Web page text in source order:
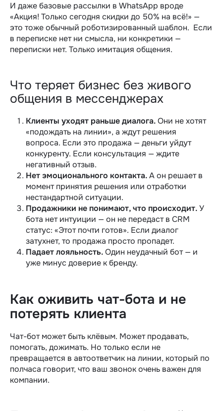
И даже базовые рассылки в WhatsApp вроде
«Акция! Только сегодня скидки до 50% на всё!» —
это тоже обычный роботизированный шаблон. Если
в переписке нет ни смысла, ни конкретики —
переписки нет. Только имитация общения.
Что теряет бизнес без живого
общения в мессенджерах
Клиенты уходят раньше диалога.Они не хотят
«подождать на линии», а ждут решения
вопроса. Если это продажа — деньги уйдут
конкуренту. Если консультация — ждите
негативный отзыв.
Нет эмоционального контакта.А он решает в
момент принятия решения или отработки
нестандартной ситуации.
Продажники не понимают, что происходит.У
бота нет интуиции — он не передаст в CRM
статус: «Этот почти готов». Если диалог
затухнет, то продажа просто пропадет.
Падает лояльность.Один неудачный бот — и
уже минус доверие к бренду.
Как оживить чат-бота и не
потерять клиента
Чат-бот может быть клёвым. Может продавать,
помогать, дожимать. Но только если не
превращается в автоответчик на линии, который по
полчаса говорит, что ваш звонок очень важен для
компании.